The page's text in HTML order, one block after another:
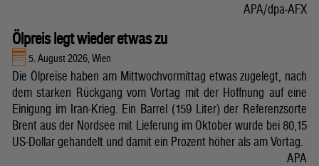
APA/dpa-AFX
Ölpreis legt wieder etwas zu
5. August 2026, Wien
Die Ölpreise haben am Mittwochvormittag etwas zugelegt, nach
dem starken Rückgang vom Vortag mit der Hoffnung auf eine
Einigung im Iran-Krieg. Ein Barrel (159 Liter) der Referenzsorte
Brent aus der Nordsee mit Lieferung im Oktober wurde bei 80,15
US-Dollar gehandelt und damit ein Prozent höher als am Vortag.
APA